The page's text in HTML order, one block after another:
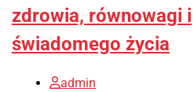
zdrowia, równowagi i
świadomego życia
admin